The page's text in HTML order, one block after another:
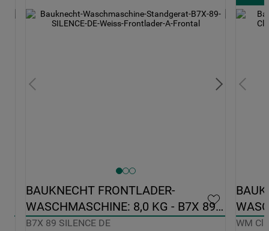
BAUKNECHT FRONTLADER-
WASCHMASCHINE: 8,0 KG - B7X 89
SILENCE DE
B7X 89 SILENCE DE WM